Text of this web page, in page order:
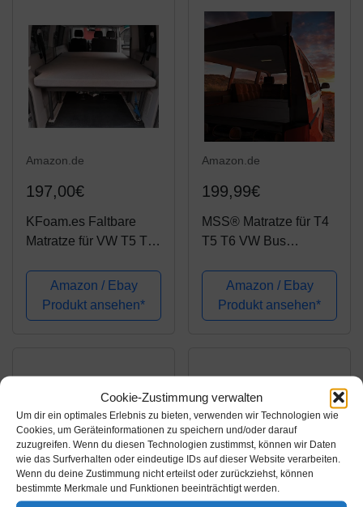
Cookie-Zustimmung verwalten
Um dir ein optimales Erlebnis zu bieten, verwenden wir Technologien wie
Cookies, um Geräteinformationen zu speichern und/oder darauf
zuzugreifen. Wenn du diesen Technologien zustimmst, können wir Daten
wie das Surfverhalten oder eindeutige IDs auf dieser Website verarbeiten.
Wenn du deine Zustimmung nicht erteilst oder zurückziehst, können
bestimmte Merkmale und Funktionen beeinträchtigt werden.
Amazon.de
197,00€
KFoam.es Faltbare
Matratze für VW T5 T6
Beach Caravelle 185 x
148 x 8 cm
Amazon / Ebay
Produkt ansehen*
Amazon.de
199,99€
MSS® Matratze für T4
T5 T6 VW Bus
anthrazit wahlweise mit
Lounge Kissen und
Tasche 185 x 147 x
Amazon / Ebay
Produkt ansehen*